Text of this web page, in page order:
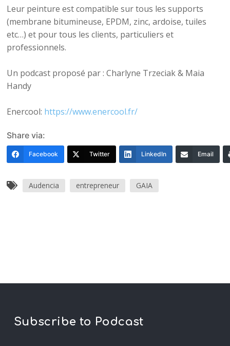
Leur peinture est compatible sur tous les supports
(membrane bitumineuse, EPDM, zinc, ardoise, tuiles
etc…) et pour tous les clients, particuliers et
professionnels.
Un podcast proposé par : Charlyne Trzeciak & Maia
Handy
Enercool: https://www.enercool.fr/
Share via:
Facebook Twitter LinkedIn Email
Audencia entrepreneur GAIA
Subscribe to Podcast